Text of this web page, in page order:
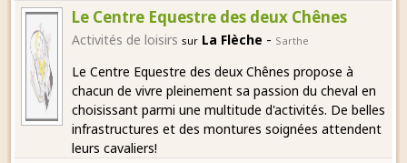
Le Centre Equestre des deux Chênes
Activités de loisirs sur La Flèche - Sarthe
Le Centre Equestre des deux Chênes propose à
chacun de vivre pleinement sa passion du cheval en
choisissant parmi une multitude d'activités. De belles
infrastructures et des montures soignées attendent
leurs cavaliers!